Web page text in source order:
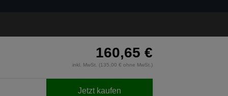
160,65 €
inkl. MwSt. (135,00 € ohne MwSt.)
Jetzt kaufen